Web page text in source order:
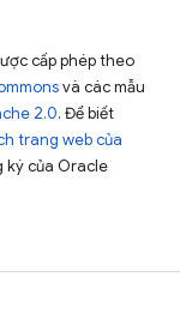
cấp phép theo
và các mẫu
2.0. Để biết
trang web của
ký của Oracle